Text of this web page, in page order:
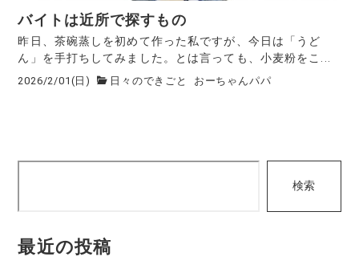
バイトは近所で探すもの
昨日、茶碗蒸しを初めて作った私ですが、今日は「うど
ん」を手打ちしてみました。とは言っても、小麦粉をこ...
2026/2/01(日) 日々のできごと おーちゃんパパ
検索
最近の投稿